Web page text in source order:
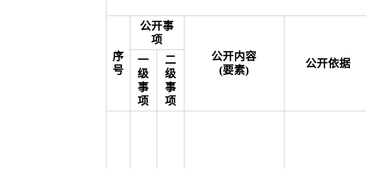
序
号
公开事
项
公开内容
(要素)
公开依据
一
级
事
项
二
级
事
项